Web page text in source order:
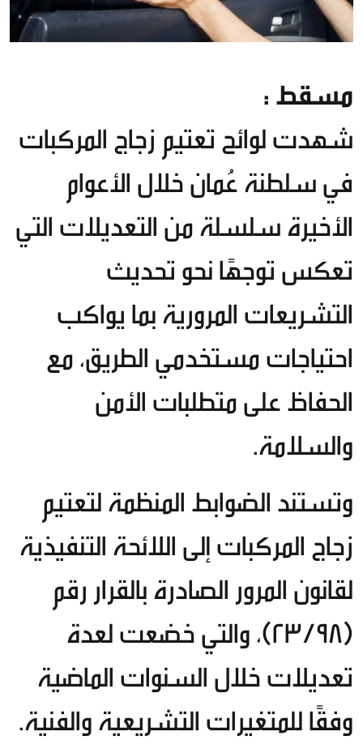
مسقط :
شهدت لوائح تعتيم زجاج المركبات
في سلطنة عُمان خلال الأعوام
الأخيرة سلسلة من التعديلات التي
تعكس توجهًا نحو تحديث
التشريعات المرورية بما يواكب
احتياجات مستخدمي الطريق، مع
الحفاظ على متطلبات الأمن
والسلامة.
وتستند الضوابط المنظمة لتعتيم
زجاج المركبات إلى اللائحة التنفيذية
لقانون المرور الصادرة بالقرار رقم
(23/98)، والتي خضعت لعدة
تعديلات خلال السنوات الماضية
وفقًا للمتغيرات التشريعية والفنية.